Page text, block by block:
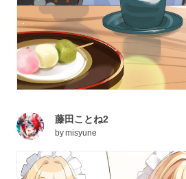
藤田ことね2
bymisyune